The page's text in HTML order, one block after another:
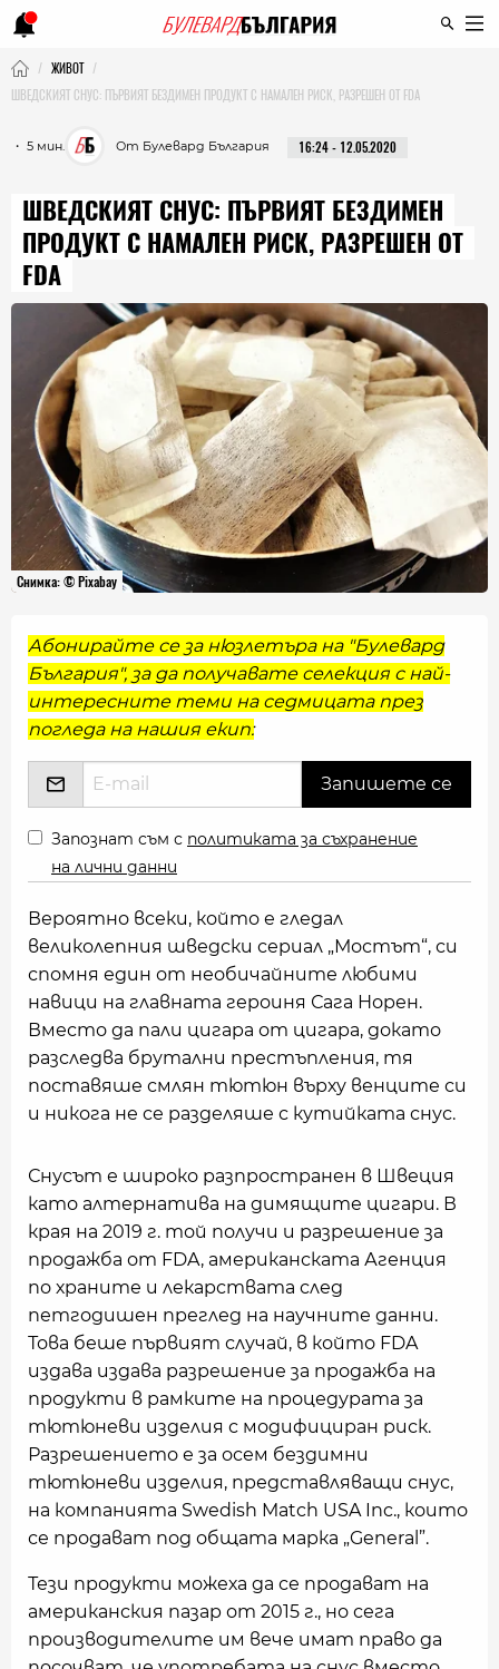
ЖИВОТ
ШВЕДСКИЯТ СНУС: ПЪРВИЯТ БЕЗДИМЕН ПРОДУКТ С НАМАЛЕН РИСК, РАЗРЕШЕН ОТ FDA
・ 5 мин. От Булевард България 16:24 - 12.05.2020
ШВЕДСКИЯТ СНУС: ПЪРВИЯТ БЕЗДИМЕН
ПРОДУКТ С НАМАЛЕН РИСК, РАЗРЕШЕН ОТ
FDA
Снимка: © Pixabay
Абонирайте се за нюзлетъра на "Булевард
България", за да получавате селекция с най-
интересните теми на седмицата през
погледа на нашия екип:
Запознат съм с политиката за съхранение
на лични данни
Вероятно всеки, който е гледал
великолепния шведски сериал „Мостът“, си
спомня един от необичайните любими
навици на главната героиня Сага Норен.
Вместо да пали цигара от цигара, докато
разследва брутални престъпления, тя
поставяше смлян тютюн върху венците си
и никога не се разделяше с кутийката снус.
Снусът е широко разпространен в Швеция
като алтернатива на димящите цигари. В
края на 2019 г. той получи и разрешение за
продажба от FDA, американската Агенция
по храните и лекарствата след
петгодишен преглед на научните данни.
Това беше първият случай, в който FDA
издава издава разрешение за продажба на
продукти в рамките на процедурата за
тютюневи изделия с модифициран риск.
Разрешението е за осем бездимни
тютюневи изделия, представляващи снус,
на компанията Swedish Match USA Inc., които
се продават под общата марка „General”.
Тези продукти можеха да се продават на
американския пазар от 2015 г., но сега
производителите им вече имат право да